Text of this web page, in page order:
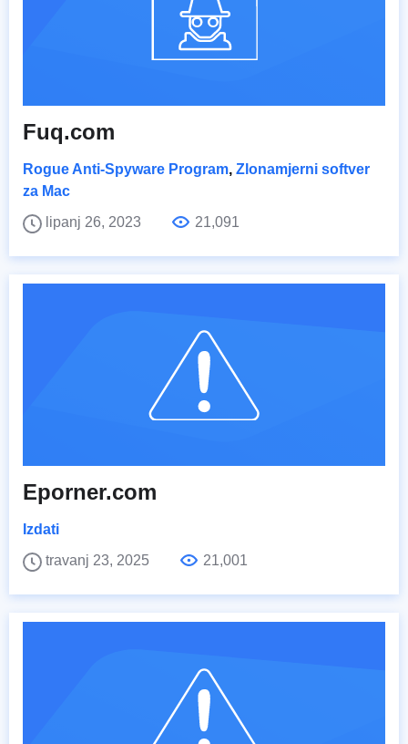
Fuq.com
Rogue Anti-Spyware Program, Zlonamjerni softver
za Mac
lipanj 26, 2023
21,091
Eporner.com
Izdati
travanj 23, 2025
21,001